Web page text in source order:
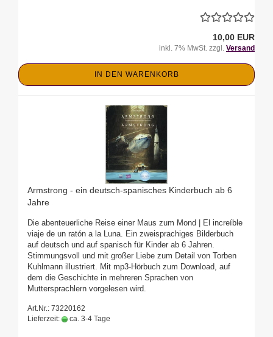
10,00 EUR
inkl. 7% MwSt. zzgl. Versand
IN DEN WARENKORB
Armstrong - ein deutsch-spanisches Kinderbuch ab 6
Jahre
Die abenteuerliche Reise einer Maus zum Mond | El increíble
viaje de un ratón a la Luna. Ein zweisprachiges Bilderbuch
auf deutsch und auf spanisch für Kinder ab 6 Jahren.
Stimmungsvoll und mit großer Liebe zum Detail von Torben
Kuhlmann illustriert. Mit mp3-Hörbuch zum Download, auf
dem die Geschichte in mehreren Sprachen von
Muttersprachlern vorgelesen wird.
Art.Nr.: 73220162
Lieferzeit:
ca. 3-4 Tage